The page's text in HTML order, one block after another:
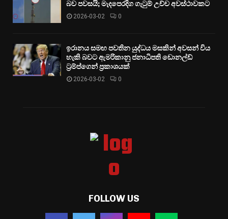
බව පවසයි; මැදපෙරදිග ගැටුම් උච්ච අවස්ථාවකට
2026-03-02 0
ඉරානය සමඟ පවතින යුද්ධය මසකින් අවසන් විය
හැකි බවට ඇමරිකානු ජනාධිපති ඩොනල්ඩ්
ට්‍රම්ප්ගෙන් ප්‍රකාශයක්
2026-03-02 0
FOLLOW US